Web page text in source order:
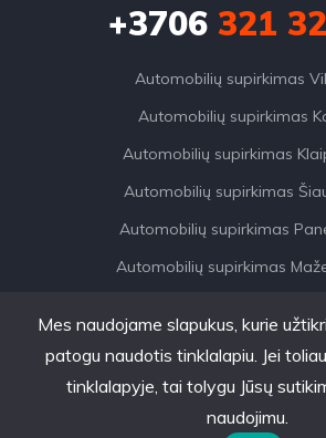
+3706321
Automobilių supirkimas
Automobilių supirkimas
Automobilių supirkimas
Automobilių supirkimas
Automobilių supirkimas
Automobilių supirkimas
AutoDylas © 2026. Visos
Mes naudojame slapukus, kurie
patogu naudotis tinklalapiu. Jei
tinklalapyje, tai tolygu Jūsų
naudojimu.